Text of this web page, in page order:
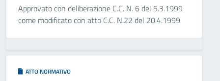
Approvato con deliberazione C.C. N. 6 del 5.3.1999
come modificato con atto C.C. N.22 del 20.4.1999
ATTO NORMATIVO